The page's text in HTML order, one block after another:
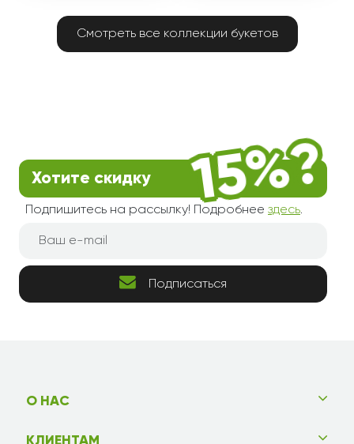
Смотреть все коллекции букетов
Хотите скидку
Подпишитесь на рассылку! Подробнее здесь.
Подписаться
О НАС
КЛИЕНТАМ